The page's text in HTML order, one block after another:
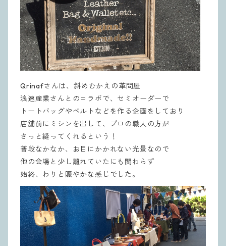
Qrinafさんは、斜めむかえの革問屋
浪速産業さんとのコラボで、セミオーダーで
トートバッグやベルトなどを作る企画をしており
店舗前にミシンを出して、プロの職人の方が
さっと縫ってくれるという！
普段なかなか、お目にかかれない光景なので
他の会場と少し離れていたにも関わらず
始終、わりと賑やかな感じでした。